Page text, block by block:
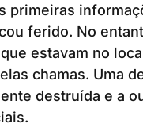
primeiras
ferido. No
estavam no
chamas. Uma
destruída e a